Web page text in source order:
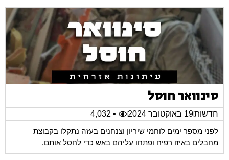
סינוואר חוסל
חדשות19 באוקטובר 2024
• 4,032
לפני מספר ימים לוחמי שיריון וצנחנים בעזה נתקלו בקבוצת
מחבלים באיזו רפיח ופתחו עליהם באש כדי לחסל אותם.